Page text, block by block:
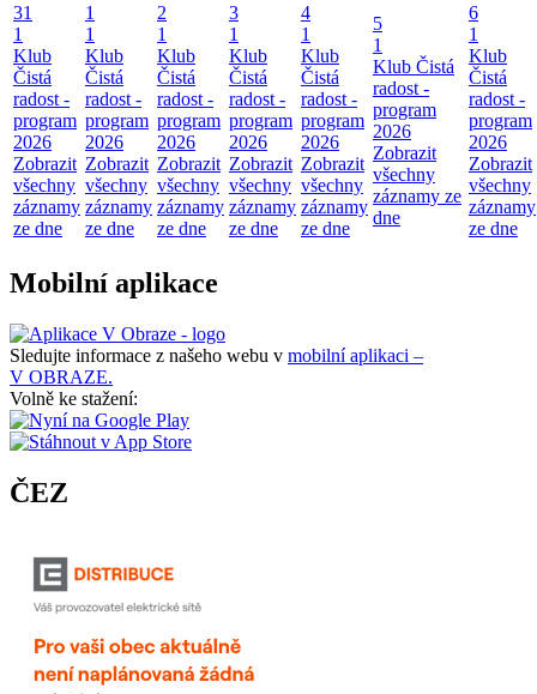
31
1
Klub
Čistá
radost -
program
2026
Zobrazit
všechny
záznamy
ze dne
1
1
Klub
Čistá
radost -
program
2026
Zobrazit
všechny
záznamy
ze dne
2
1
Klub
Čistá
radost -
program
2026
Zobrazit
všechny
záznamy
ze dne
3
1
Klub
Čistá
radost -
program
2026
Zobrazit
všechny
záznamy
ze dne
4
1
Klub
Čistá
radost -
program
2026
Zobrazit
všechny
záznamy
ze dne
5
1
Klub Čistá
radost -
program
2026
Zobrazit
všechny
záznamy ze
dne
6
1
Klub
Čistá
radost -
program
2026
Zobrazit
všechny
záznamy
ze dne
Mobilní aplikace
Sledujte informace z našeho webu v mobilní aplikaci –
V OBRAZE.
Volně ke stažení:
ČEZ